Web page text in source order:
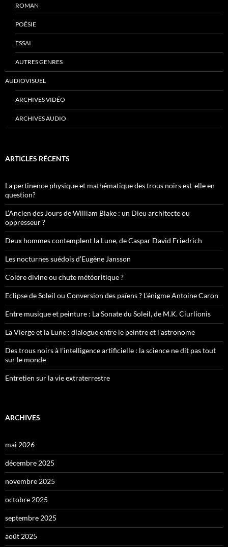
ROMAN
POÉSIE
ESSAI
AUTRES GENRES
AUDIOVISUEL
ARCHIVES VIDÉO
ARCHIVES AUDIO
ARTICLES RÉCENTS
La pertinence physique et mathématique des trous noirs est-elle en
question?
L’Ancien des Jours de William Blake : un Dieu architecte ou
oppresseur ?
Deux hommes contemplent la Lune, de Caspar David Friedrich
Les nocturnes suédois d’Eugène Jansson
Colère divine ou chute météoritique ?
Eclipse de Soleil ou Conversion des païens ? L’énigme Antoine Caron
Entre musique et peinture : La Sonate du Soleil, de M.K. Ciurlionis
La Vierge et la Lune : dialogue entre le peintre et l’astronome
Des trous noirs à l’intelligence artificielle : la science ne dit pas tout
sur le monde
Entretien sur la vie extraterrestre
ARCHIVES
mai 2026
décembre 2025
novembre 2025
octobre 2025
septembre 2025
août 2025